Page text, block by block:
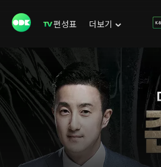
편성표 더보기